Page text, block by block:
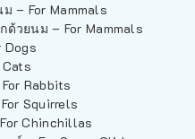
– For Mammals
ด้วยนม – For Mammals
Dogs
Rabbits
Squirrels
Chinchillas